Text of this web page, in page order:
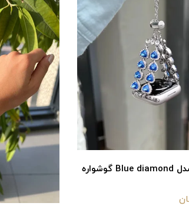
بند اپل واچ مدل Blue diamond گوشواره